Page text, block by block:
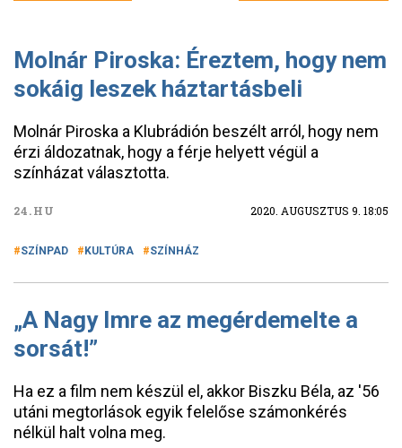
Molnár Piroska: Éreztem, hogy nem
sokáig leszek háztartásbeli
Molnár Piroska a Klubrádión beszélt arról, hogy nem
érzi áldozatnak, hogy a férje helyett végül a
színházat választotta.
24.HU 2020. AUGUSZTUS 9. 18:05
SZÍNPAD KULTÚRA SZÍNHÁZ
„A Nagy Imre az megérdemelte a
sorsát!”
Ha ez a film nem készül el, akkor Biszku Béla, az '56
utáni megtorlások egyik felelőse számonkérés
nélkül halt volna meg.